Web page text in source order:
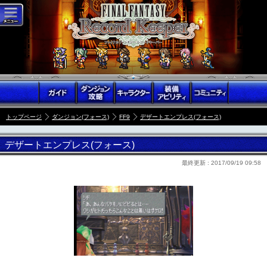
トップページ ダンジョン(フォース) FF9 デザートエンプレス(フォース)
デザートエンプレス(フォース)
最終更新 : 2017/09/19 09:58